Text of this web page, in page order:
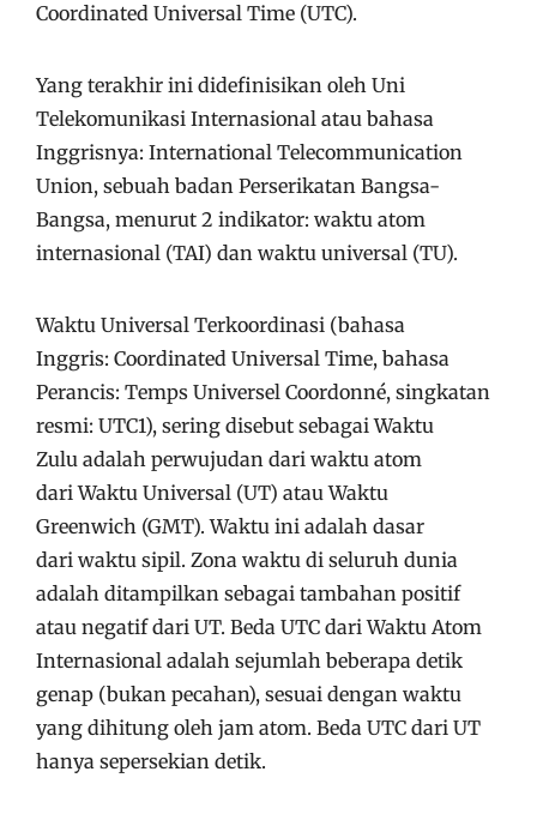
Coordinated Universal Time (UTC).
Yang terakhir ini didefinisikan oleh Uni
Telekomunikasi Internasional atau bahasa
Inggrisnya: International Telecommunication
Union, sebuah badan Perserikatan Bangsa-
Bangsa, menurut 2 indikator: waktu atom
internasional (TAI) dan waktu universal (TU).
Waktu Universal Terkoordinasi (bahasa
Inggris: Coordinated Universal Time, bahasa
Perancis: Temps Universel Coordonné, singkatan
resmi: UTC1), sering disebut sebagai Waktu
Zulu adalah perwujudan dari waktu atom
dari Waktu Universal (UT) atau Waktu
Greenwich (GMT). Waktu ini adalah dasar
dari waktu sipil. Zona waktu di seluruh dunia
adalah ditampilkan sebagai tambahan positif
atau negatif dari UT. Beda UTC dari Waktu Atom
Internasional adalah sejumlah beberapa detik
genap (bukan pecahan), sesuai dengan waktu
yang dihitung oleh jam atom. Beda UTC dari UT
hanya sepersekian detik.